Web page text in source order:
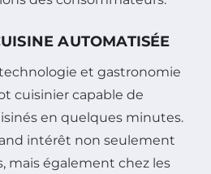
AUTOMATISÉE
et gastronomie
cuisinier capable de
en quelques minutes.
intérêt non seulement
mais également chez les